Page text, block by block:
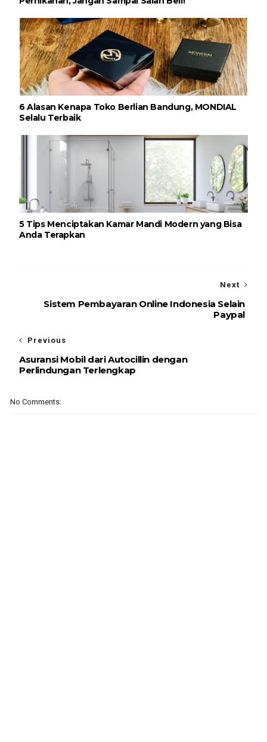
6 Alasan Kenapa Toko Berlian Bandung, MONDIAL
Selalu Terbaik
5 Tips Menciptakan Kamar Mandi Modern yang Bisa
Anda Terapkan
Next
Sistem Pembayaran Online Indonesia Selain
Paypal
Previous
Asuransi Mobil dari Autocillin dengan
Perlindungan Terlengkap
No Comments: